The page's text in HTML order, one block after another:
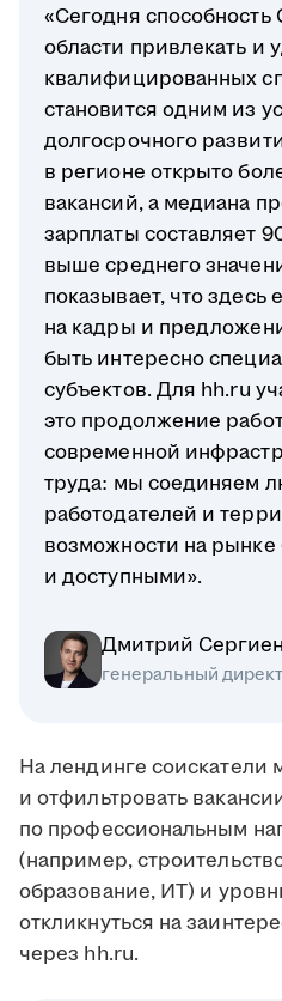
«Сегодня способность
области привлекать и
квалифицированных
становится одним из
долгосрочного
в регионе открыто
вакансий, а медиана
зарплаты составляет
выше среднего
показывает, что здесь
на кадры и
быть интересно
субъектов. Для hh.ru
это продолжение
современной
труда: мы соединяем
работодателей и
возможности на
и доступными».
Дмитрий
генеральный
На лендинге соискатели
и отфильтровать
по профессиональным
(например,
образование, ИТ) и
откликнуться на
через hh.ru.